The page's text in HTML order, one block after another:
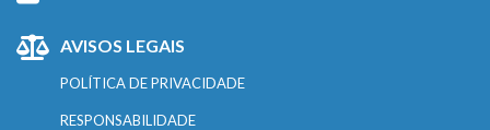
AVISOS LEGAIS
POLÍTICA DE PRIVACIDADE
RESPONSABILIDADE